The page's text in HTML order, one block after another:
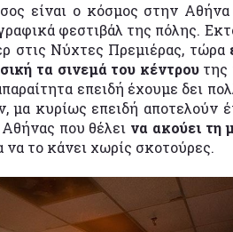
είναι ο κόσμος στην
φεστιβάλ της πόλης.
στις Νύχτες Πρεμιέρας, τώρα
τα σινεμά του κέντρουτης
επειδή έχουμε δει
μα κυρίως επειδή αποτελούν
που θέλει να ακούει τη
να το κάνει χωρίς σκοτούρες.